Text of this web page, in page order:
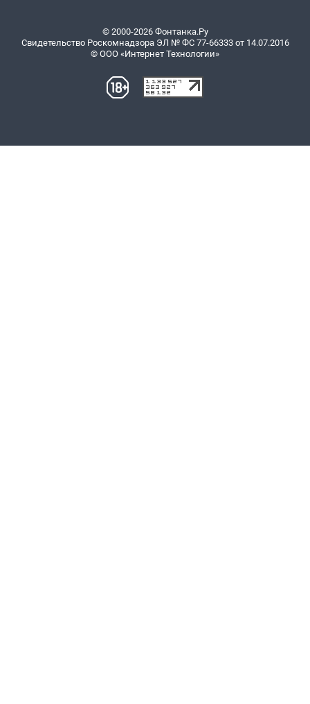
© 2000-2026 Фонтанка.Ру
Свидетельство Роскомнадзора ЭЛ № ФС 77-66333 от 14.07.2016
© ООО «Интернет Технологии»